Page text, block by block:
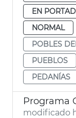
EN
NORMAL
POBLES
PUEBLOS
PEDANÍAS
modificado